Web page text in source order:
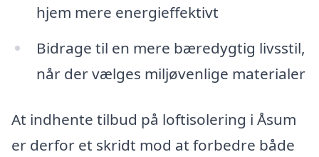
hjem mere energieffektivt
Bidrage til en mere bæredygtig livsstil,
når der vælges miljøvenlige materialer
At indhente tilbud på loftisolering i Åsum
er derfor et skridt mod at forbedre både